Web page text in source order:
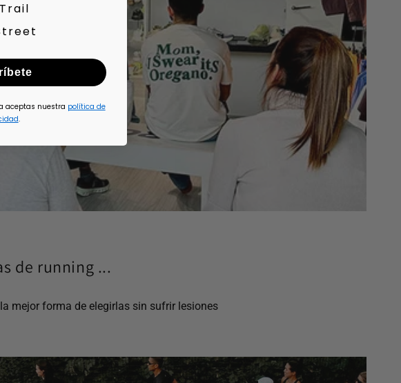
de running ...
mejor forma de elegirlas sin sufrir lesiones
Trail
aceptas nuestra política de
.